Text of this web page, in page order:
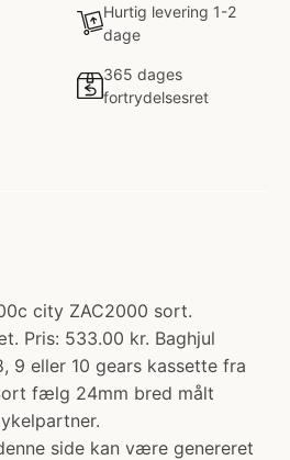
Hurtig levering 1-2
dage
365 dages
fortrydelsesret
city ZAC2000 sort.
Pris: 533.00 kr. Baghjul
9 eller 10 gears kassette fra
fælg 24mm bred målt
side kan være genereret